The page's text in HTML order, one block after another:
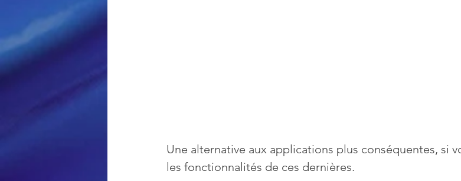
Une alternative aux applications plus conséquentes, si
les fonctionnalités de ces dernières.